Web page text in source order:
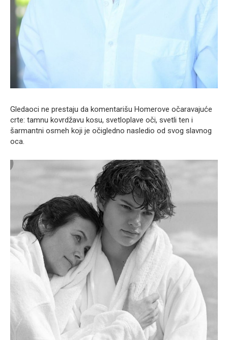
Gledaoci ne prestaju da komentarišu Homerove očaravajuće
crte: tamnu kovrdžavu kosu, svetloplave oči, svetli ten i
šarmantni osmeh koji je očigledno nasledio od svog slavnog
oca.